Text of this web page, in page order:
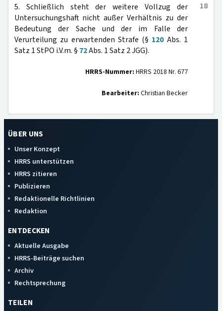
18
5. Schließlich steht der weitere Vollzug der
Untersuchungshaft nicht außer Verhältnis zu der
Bedeutung der Sache und der im Falle der
Verurteilung zu erwartenden Strafe (§ 120Abs. 1
Satz 1 StPO i.V.m. § 72Abs. 1 Satz 2 JGG).
HRRS-Nummer: HRRS 2018 Nr. 677
Bearbeiter: Christian Becker
ÜBER UNS
Unser Konzept
HRRS unterstützen
HRRS zitieren
Publizieren
Redaktionelle Richtlinien
Redaktion
ENTDECKEN
Aktuelle Ausgabe
HRRS-Beiträge suchen
Archiv
Rechtsprechung
TEILEN